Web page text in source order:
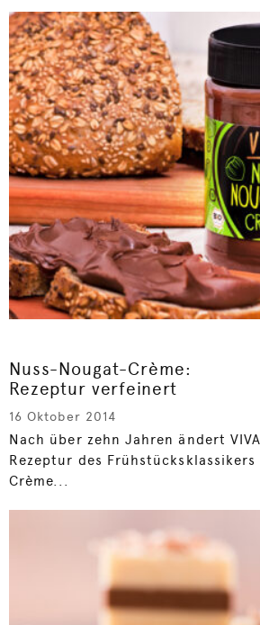
Nuss-Nougat-Crème:
Rezeptur verfeinert
16 Oktober 2014
Nach über zehn Jahren ändert
Rezeptur des Frühstücksklassikers
Crème...